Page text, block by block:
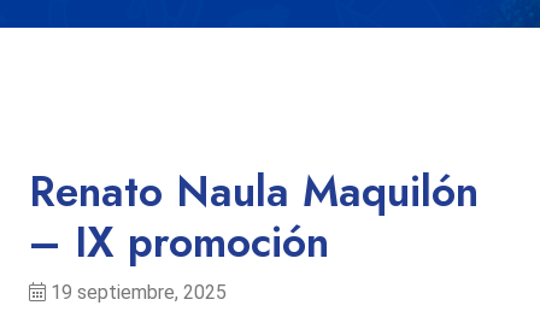
Renato Naula Maquilón
– IX promoción
19 septiembre, 2025